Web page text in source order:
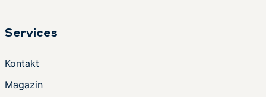
Services
Kontakt
Magazin